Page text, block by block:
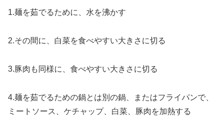
1.麺を茹でるために、水を沸かす
2.その間に、白菜を食べやすい大きさに切る
3.豚肉も同様に、食べやすい大きさに切る
4.麺を茹でるための鍋とは別の鍋、またはフライパンで、
ミートソース、ケチャップ、白菜、豚肉を加熱する